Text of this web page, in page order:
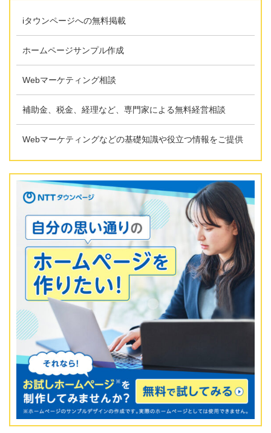
iタウンページへの無料掲載
ホームページサンプル作成
Webマーケティング相談
補助金、税金、経理など、専門家による無料経営相談
Webマーケティングなどの基礎知識や役立つ情報をご提供